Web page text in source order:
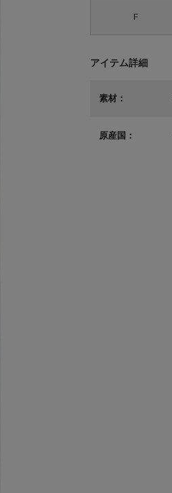
F
アイテム詳細
素材：
原産国：